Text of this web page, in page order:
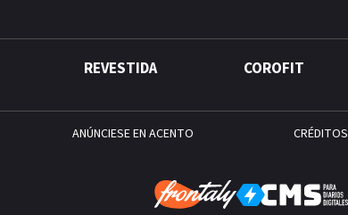
REVESTIDA COROFIT
ANÚNCIESE EN ACENTO CRÉDITOS